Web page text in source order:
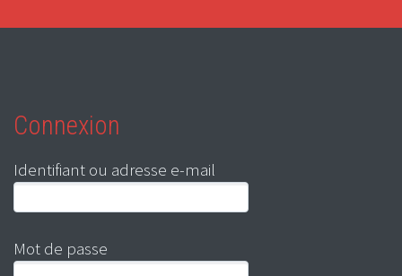
Connexion
Identifiant ou adresse e-mail
Mot de passe